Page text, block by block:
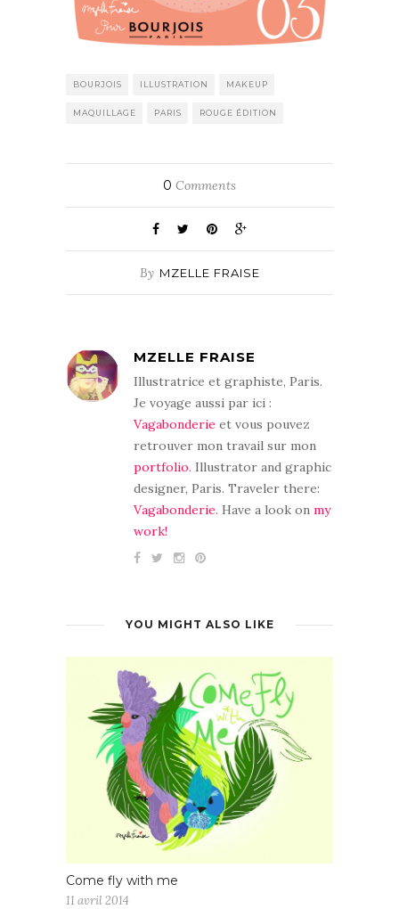
BOURJOIS ILLUSTRATION MAKEUP
MAQUILLAGE PARIS ROUGE ÉDITION
0 Comments
By MZELLE FRAISE
MZELLE FRAISE
Illustratrice et graphiste, Paris.
Je voyage aussi par ici :
Vagabonderie et vous pouvez
retrouver mon travail sur mon
portfolio. Illustrator and graphic
designer, Paris. Traveler there:
Vagabonderie. Have a look on my
work!
YOU MIGHT ALSO LIKE
Come fly with me
11 avril 2014